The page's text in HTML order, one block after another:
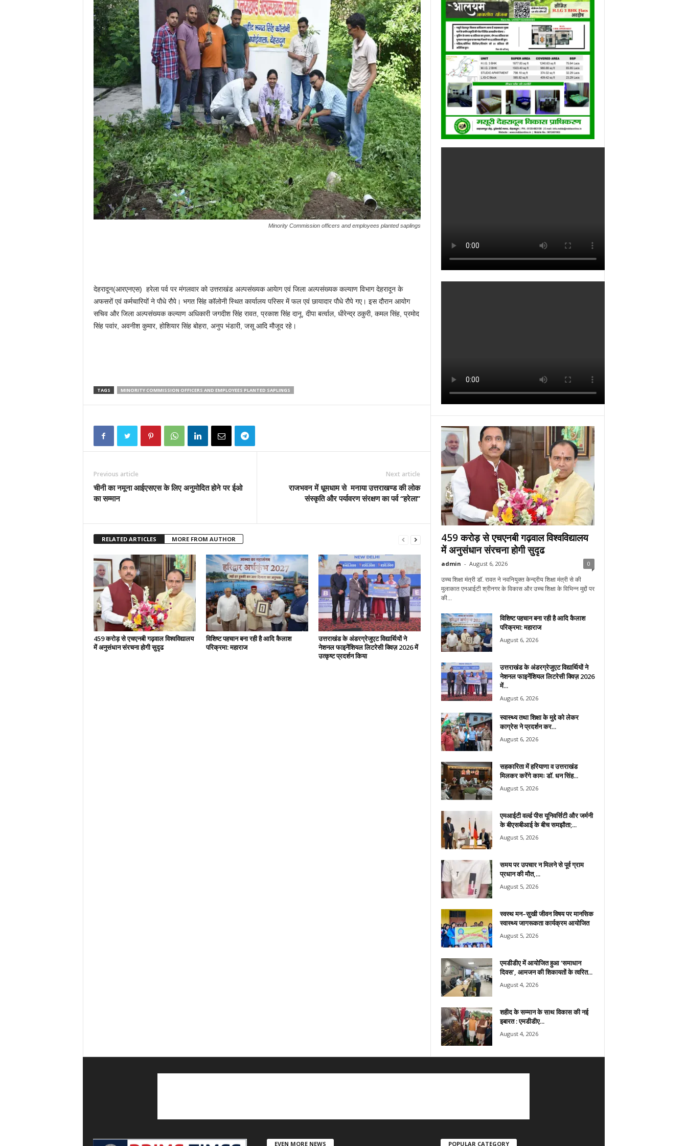
Minority Commission officers and employees planted saplings
देहरादून(आरएनएस) हरेला पर्व पर मंगलवार को उत्तराखंड अल्पसंख्यक आयेाग एवं जिला अल्पसंख्यक कल्याण विभाग देहरादून के
अफसरों एवं कर्मचारियों ने पौधे रौपे। भगत सिंह कॉलोनी स्थित कार्यालय परिसर में फल एवं छायादार पौधे रौपे गए। इस दौरान आयोग
सचिव और जिला अल्पसंख्यक कल्याण अधिकारी जगदीश सिंह रावत, प्रकाश सिंह दानू, दीपा बर्त्वाल, धीरेन्द्र ठकुरी, कमल सिंह, प्रमोद
सिंह पवांर, अवनीश कुमार, होशियार सिंह बोहरा, अनुप भंडारी, जसू आदि मौजूद रहे।
TAGS MINORITY COMMISSION OFFICERS AND EMPLOYEES PLANTED SAPLINGS
Previous article
चीनी का नमूना आईएसएस के लिए अनुमोदित होने पर ईओ
का सम्मान
Next article
राजभवन में धूमधाम से मनाया उत्तराखण्ड की लोक
संस्कृति और पर्यावरण संरक्षण का पर्व ‘‘हरेला’’
RELATED ARTICLES MORE FROM AUTHOR
459 करोड़ से एचएनबी गढ़वाल विश्वविद्यालय
में अनुसंधान संरचना होगी सुदृढ
विशिष्ट पहचान बना रही है आदि कैलाश
परिक्रमा: महाराज
उत्तराखंड के अंडरग्रेजुएट विद्यार्थियों ने
नेशनल फाइनेंशियल लिटरेसी क्विज़ 2026 में
उत्कृष्ट प्रदर्शन किया
459 करोड़ से एचएनबी गढ़वाल विश्वविद्यालय
में अनुसंधान संरचना होगी सुदृढ
admin - August 6, 2026 0
उच्च शिक्षा मंत्री डाॅ. रावत ने नवनियुक्त केन्द्रीय शिक्षा मंत्री से की
मुलाकात एनआईटी श्रीनगर के विकास और उच्च शिक्षा के विभिन्न मुद्दों पर
की...
विशिष्ट पहचान बना रही है आदि कैलाश
परिक्रमा: महाराज
August 6, 2026
उत्तराखंड के अंडरग्रेजुएट विद्यार्थियों ने
नेशनल फाइनेंशियल लिटरेसी क्विज़ 2026
में...
August 6, 2026
स्वास्थ्य तथा शिक्षा के मुद्दे को लेकर
काग्रेस ने प्रदर्शन कर...
August 6, 2026
सहकारिता में हरियाणा व उत्तराखंड
मिलकर करेंगे कामः डाॅ. धन सिंह...
August 5, 2026
एमआईटी वर्ल्ड पीस यूनिवर्सिटी और जर्मनी
के बीएसबीआई के बीच समझौता;...
August 5, 2026
समय पर उपचार न मिलने से पूर्व ग्राम
प्रधान की मौत,...
August 5, 2026
स्वस्थ मन–सुखी जीवन विषय पर मानसिक
स्वास्थ्य जागरूकता कार्यक्रम आयोजित
August 5, 2026
एमडीडीए में आयोजित हुआ ‘समाधान
दिवस’, आमजन की शिकायतों के त्वरित...
August 4, 2026
शहीद के सम्मान के साथ विकास की नई
इबारत : एमडीडीए...
August 4, 2026
EVEN MORE NEWS POPULAR CATEGORY